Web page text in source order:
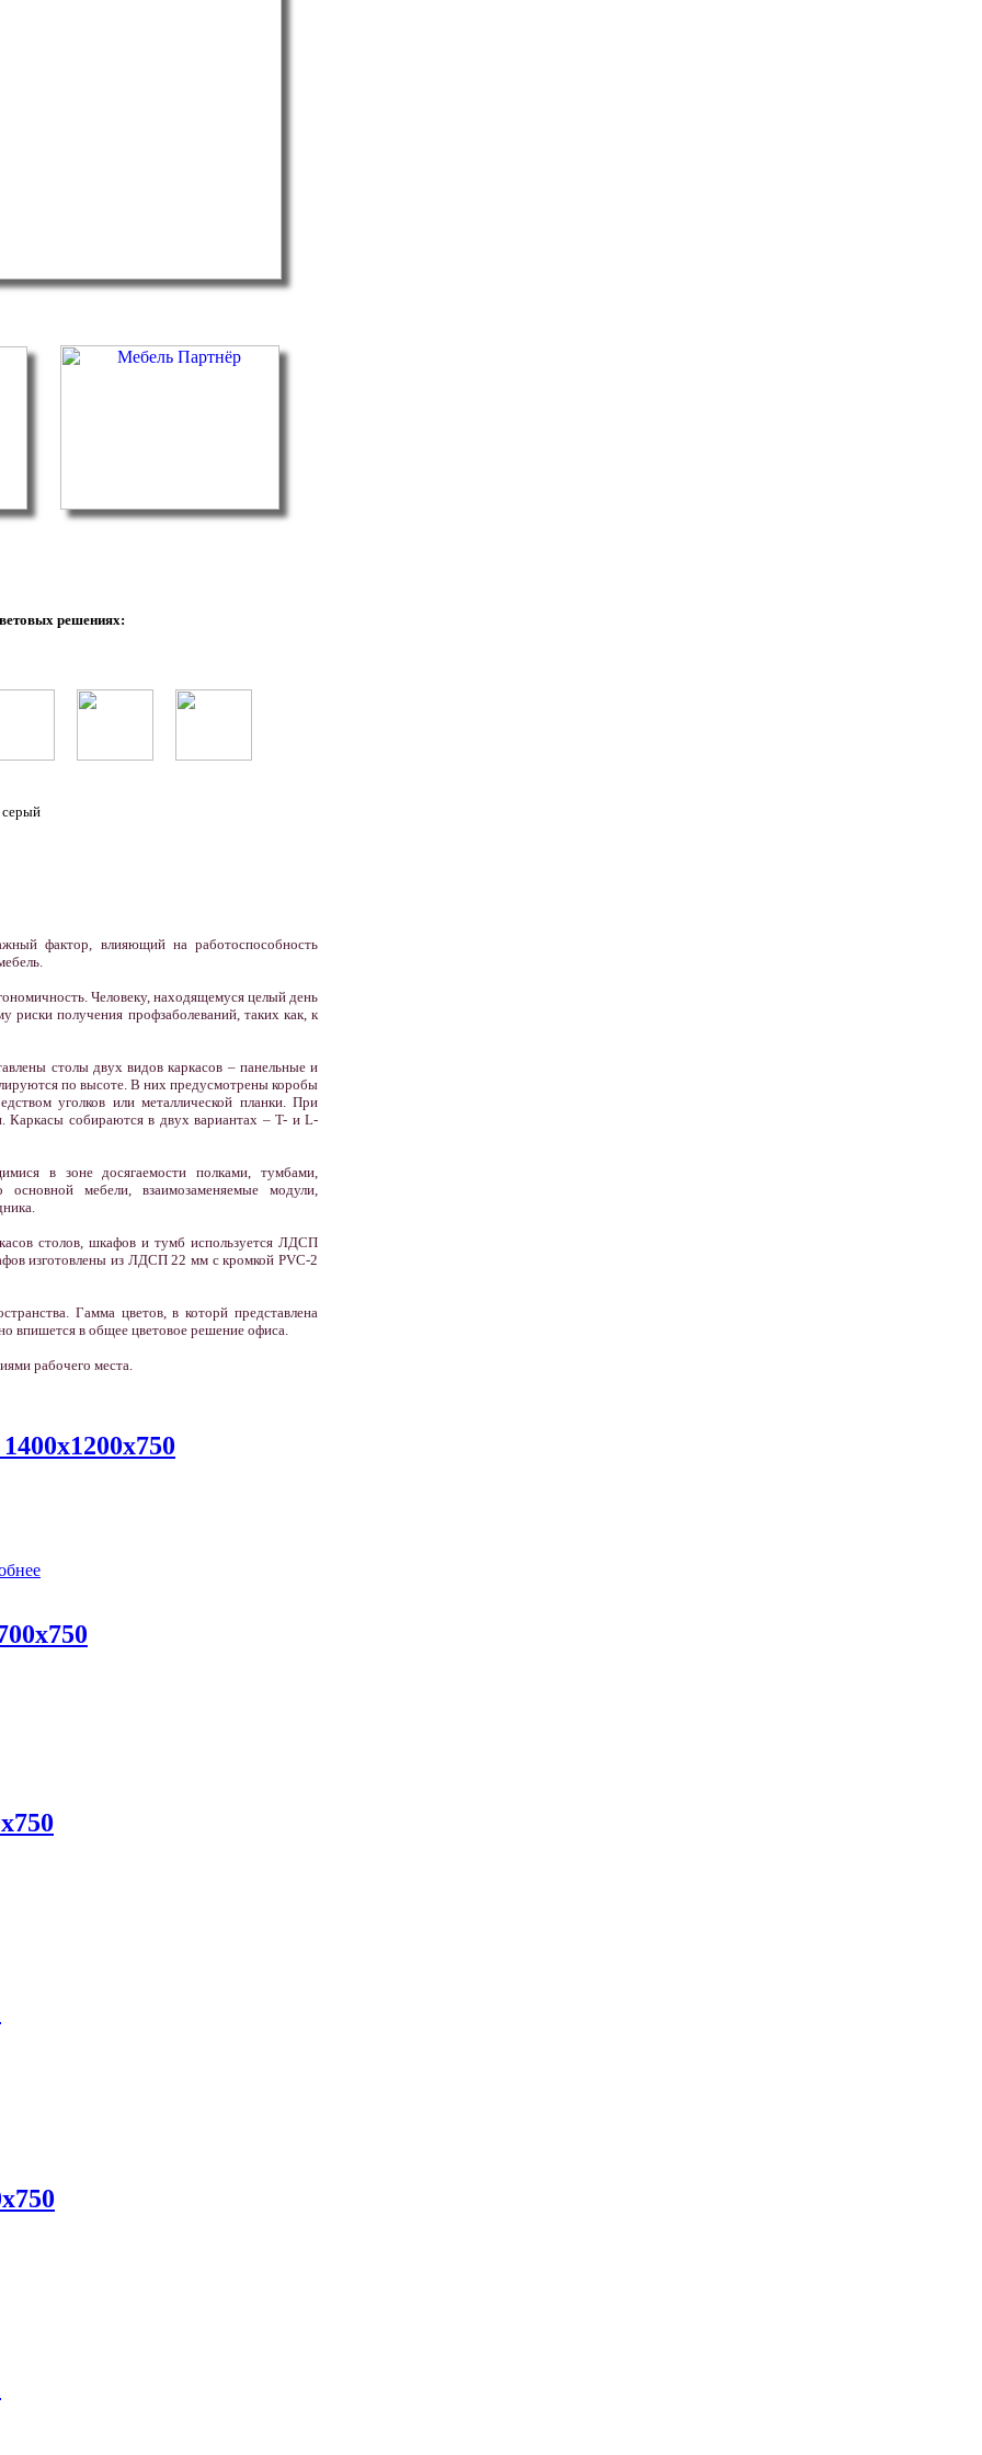
решениях:
фактор, влияющий на работоспособность
Человеку, находящемуся целый день
риски получения профзаболеваний, таких как, к
столы двух видов каркасов – панельные и
по высоте. В них предусмотрены коробы
уголков или металлической планки. При
Каркасы собираются в двух вариантах – T- и L-
в зоне досягаемости полками, тумбами,
мебели, взаимозаменяемые модули,
столов, шкафов и тумб используется ЛДСП
изготовлены из ЛДСП 22 мм с кромкой PVC-2
Гамма цветов, в которй представлена
впишется в общее цветовое решение офиса.
рабочего места.